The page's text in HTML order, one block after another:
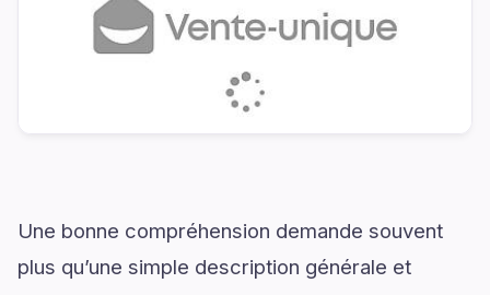
Une bonne compréhension demande souvent
plus qu’une simple description générale et